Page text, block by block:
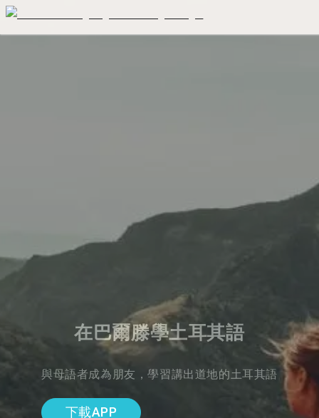
在巴爾滕學土耳其語
與母語者成為朋友，學習講出道地的土耳其語
下載APP